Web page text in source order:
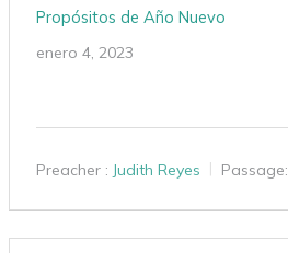
Propósitos de Año Nuevo
enero 4, 2023
Preacher : Judith Reyes Passage: